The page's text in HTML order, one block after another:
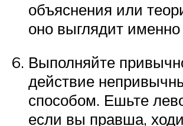
объяснения или
оно выглядит именно
Выполняйте
действие
способом. Ешьте
если вы правша,